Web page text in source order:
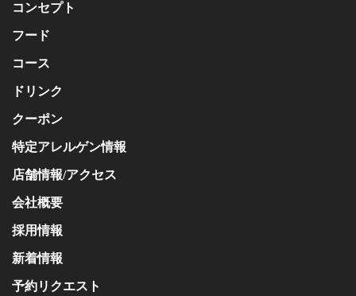
コンセプト
フード
コース
ドリンク
クーポン
特定アレルゲン情報
店舗情報/アクセス
会社概要
採用情報
新着情報
予約リクエスト